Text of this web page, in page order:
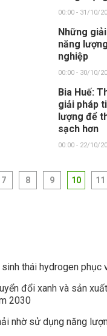
00:00 - 31/10/
Những
năng
nghiệp
00:00 - 30/10/
Bia Huế:
giải pháp
lượng để
sạch hơn
00:00 - 22/10/
7 8 9 10 11
thái hydrogen phục
đổi xanh và sản
2030
nhờ sử dụng năng